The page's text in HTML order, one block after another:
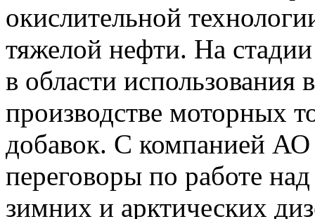
окислительной
тяжелой нефти. На
в области использования
производстве моторных
добавок. С компанией
переговоры по работе
зимних и арктических